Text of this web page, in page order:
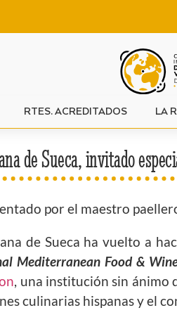
RTES. ACREDITADOS LA
de Sueca, invitado
por el maestro
de Sueca ha vuelto a
Mediterranean Food &
, una institución sin ánimo
culinarias hispanas y el